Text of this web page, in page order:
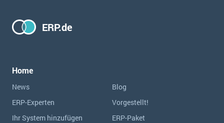
ERP.de
Home
News
Blog
ERP-Experten
Vorgestellt!
Ihr System hinzufügen
ERP-Paket